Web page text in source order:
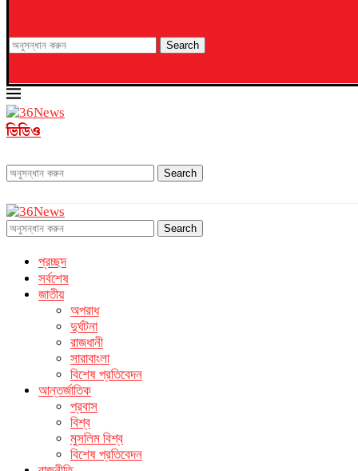
Search
ভিডিও
Search
Search
প্রচ্ছদ
সর্বশেষ
জাতীয়
অপরাধ
দুর্ঘটনা
রাজধানী
সারাবাংলা
বিশেষ প্রতিবেদন
আন্তর্জাতিক
প্রবাস
বিশ্ব
মুসলিম বিশ্ব
বিশেষ প্রতিবেদন